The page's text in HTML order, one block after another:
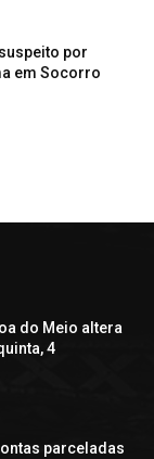
por
em Socorro
do Meio altera
4
parceladas